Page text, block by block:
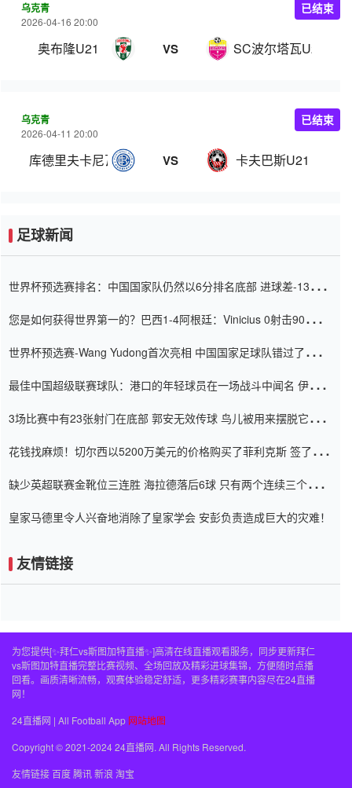
乌克青
2026-04-16 20:00
奥布隆U21 VS SC波尔塔瓦U21
已结束
乌克青
2026-04-11 20:00
库德里夫卡尼瓦U21 VS 卡夫巴斯U21
已结束
足球新闻
世界杯预选赛排名：中国国家队仍然以6分排名底部 进球差-13令人
您是如何获得世界第一的？巴西1-4阿根廷：Vinicius 0射击90分钟
世界杯预选赛-Wang Yudong首次亮相 中国国家足球队错过了世界
最佳中国超级联赛球队：港口的年轻球员在一场战斗中闻名 伊万放
3场比赛中有23张射门在底部 郭安无效传球 鸟儿被用来摆脱它
花钱找麻烦！切尔西以5200万美元的价格购买了菲利克斯 签了7年
缺少英超联赛金靴位三连胜 海拉德落后6球 只有两个连续三个连续
皇家马德里令人兴奋地消除了皇家学会 安彭负责造成巨大的灾难！
友情链接
为您提供[✨拜仁vs斯图加特直播✨]高清在线直播观看服务，同步更新拜仁
vs斯图加特直播完整比赛视频、全场回放及精彩进球集锦，方便随时点播
回看。画质清晰流畅，观赛体验稳定舒适，更多精彩赛事内容尽在24直播
网！
24直播网 | All Football App 网站地图
Copyright © 2021-2024 24直播网. All Rights Reserved.
友情链接百度腾讯新浪 淘宝